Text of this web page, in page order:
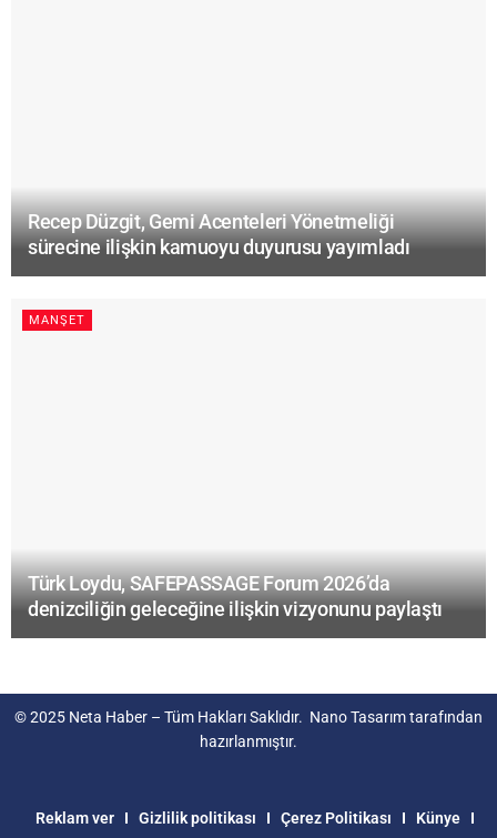
Recep Düzgit, Gemi Acenteleri Yönetmeliği
sürecine ilişkin kamuoyu duyurusu yayımladı
MANŞET
Türk Loydu, SAFEPASSAGE Forum 2026’da
denizciliğin geleceğine ilişkin vizyonunu paylaştı
© 2025 Neta Haber – Tüm Hakları Saklıdır. Nano Tasarımtarafından
hazırlanmıştır.
Reklam ver Gizlilik politikası Çerez Politikası Künye